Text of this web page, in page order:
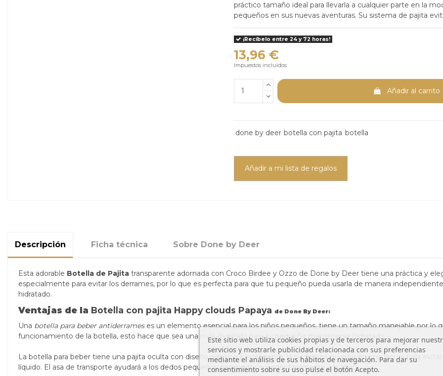
práctico tamaño ideal para llevarla a cualquier parte en la
pequeños en sus nuevas aventuras. Su sistema de pajita
¡Recíbelo entre 24 y 72 horas!
13,96 €
Impuestos incluidos
Añadir al carrito
done by deer botella con pajita botella
Añadir a mi lista de regalos
Descripción Ficha técnica Sobre Done by Deer
Esta adorable Botella de Pajita transparente adornada con Croco Birdee y Ozzo de Done by Deer tiene una práctica y
especialmente para evitar los derrames, por lo que es perfecta para que tu pequeño pueda usarla de manera
hidratado.
Ventajas de la Botella con pajita Happy clouds Papaya de Done By Deer:
Una botella para beber antiderrameses un elemento esencial para los niños pequeños, tiene un tamaño manejable por lo
funcionamiento de la botella, esto hace que sea una más divertido para tu pequeño mantenerse hidratado.
La botella para beber tiene una pajita oculta con diseño práctico e inteligente, la podemos guardar en una ranura para
líquido. El asa de transporte ayudará a los dedos pequeños para poder acceder fácilmente a la pajita.
Este sitio web utiliza cookies propias y de terceros para mejorar
servicios y mostrarle publicidad relacionada con sus preferencias
mediante el análisis de sus hábitos de navegación. Para dar su
consentimiento sobre su uso pulse el botón Acepto.